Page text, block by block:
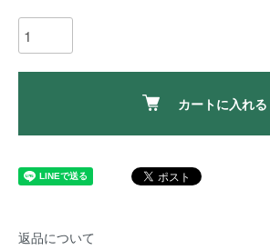
カートに入れる
返品について